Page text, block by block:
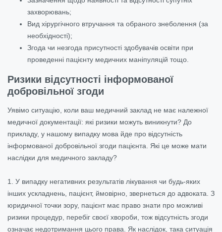
захворювань;
Вид хірургічного втручання та обраного знеболення (за
необхідності);
Згода чи незгода присутності здобувачів освіти при
проведенні пацієнту медичних маніпуляцій тощо.
Ризики відсутності інформованої
добровільної згоди
Уявімо ситуацію, коли ваш медичний заклад не має належної
медичної документації: які ризики можуть виникнути? До
прикладу, у нашому випадку мова йде про відсутність
інформованої добровільної згоди пацієнта. Які це може мати
наслідки для медичного закладу?
1. У випадку негативних результатів лікування чи будь-яких
інших ускладнень, пацієнт, ймовірно, звернеться до адвоката. З
юридичної точки зору, пацієнт має право знати про можливі
ризики процедур, перебіг своєї хвороби, тож відсутність згоди
означає недотримання цього права. Як наслідок, така ситуація